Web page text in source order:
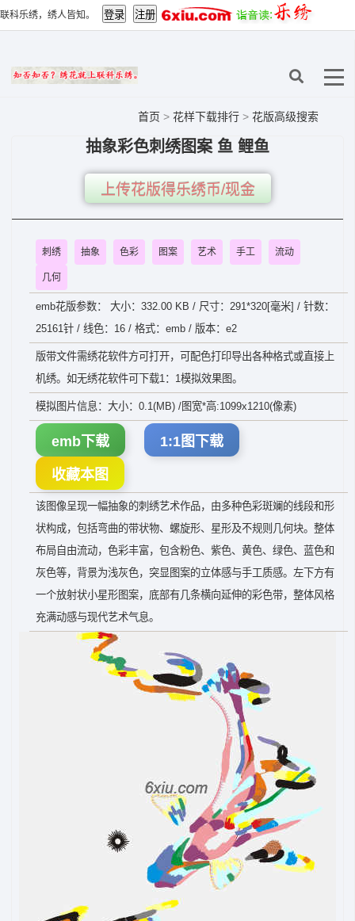
联科乐绣，绣人皆知。
首页 > 花样下载排行 > 花版高级搜索
抽象彩色刺绣图案 鱼 鲤鱼
上传花版得乐绣币/现金
刺绣 抽象 色彩 图案 艺术 手工 流动
几何
emb花版参数： 大小：332.00 KB / 尺寸：291*320[毫米] / 针数：
25161针 / 线色：16 / 格式：emb / 版本：e2
版带文件需绣花软件方可打开，可配色打印导出各种格式或直接上
机绣。如无绣花软件可下载1：1模拟效果图。
模拟图片信息：大小：0.1(MB) /图宽*高:1099x1210(像素)
emb下载 1:1图下载
收藏本图
该图像呈现一幅抽象的刺绣艺术作品，由多种色彩斑斓的线段和形
状构成，包括弯曲的带状物、螺旋形、星形及不规则几何块。整体
布局自由流动，色彩丰富，包含粉色、紫色、黄色、绿色、蓝色和
灰色等，背景为浅灰色，突显图案的立体感与手工质感。左下方有
一个放射状小星形图案，底部有几条横向延伸的彩色带，整体风格
充满动感与现代艺术气息。